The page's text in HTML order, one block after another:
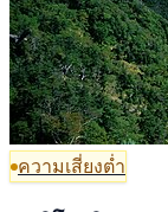
ความเสี่ยงต่ำ